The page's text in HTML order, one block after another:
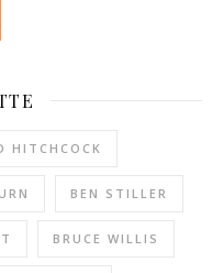
HITCHCOCK
BEN STILLER
BRUCE WILLIS